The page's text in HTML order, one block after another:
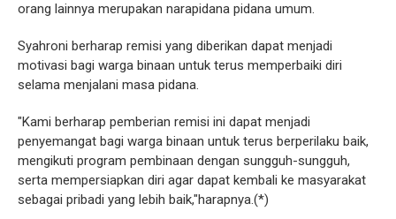
orang lainnya merupakan narapidana pidana umum.
Syahroni berharap remisi yang diberikan dapat menjadi
motivasi bagi warga binaan untuk terus memperbaiki diri
selama menjalani masa pidana.
"Kami berharap pemberian remisi ini dapat menjadi
penyemangat bagi warga binaan untuk terus berperilaku baik,
mengikuti program pembinaan dengan sungguh-sungguh,
serta mempersiapkan diri agar dapat kembali ke masyarakat
sebagai pribadi yang lebih baik,"harapnya.(*)